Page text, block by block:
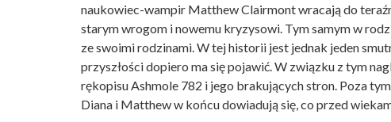
naukowiec-wampir Matthew Clairmont wracają do
starym wrogom i nowemu kryzysowi. Tym samym w
ze swoimi rodzinami. W tej historii jest jednak jeden
przyszłości dopiero ma się pojawić. W związku z tym
rękopisu Ashmole 782 i jego brakujących stron. Poza
Diana i Matthew w końcu dowiadują się, co przed